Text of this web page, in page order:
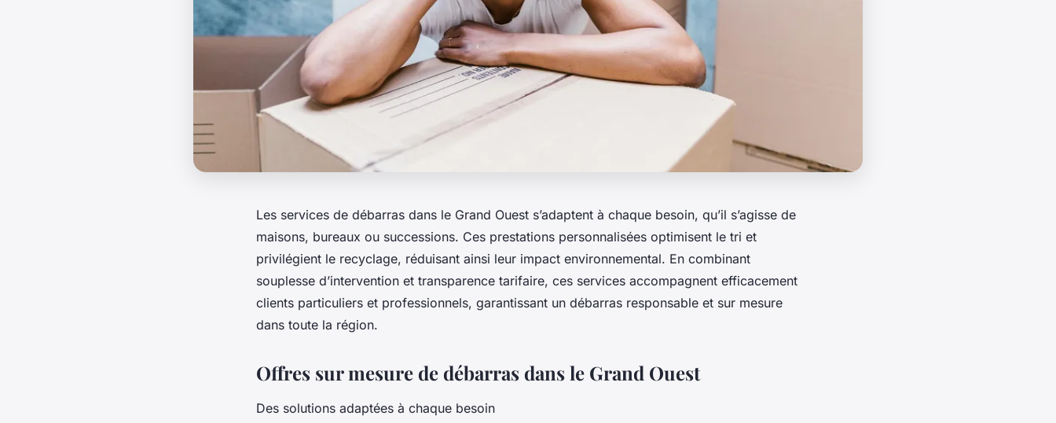
Les services de débarras dans le Grand Ouest s’adaptent à chaque besoin, qu’il s’agisse de
maisons, bureaux ou successions. Ces prestations personnalisées optimisent le tri et
privilégient le recyclage, réduisant ainsi leur impact environnemental. En combinant
souplesse d’intervention et transparence tarifaire, ces services accompagnent efficacement
clients particuliers et professionnels, garantissant un débarras responsable et sur mesure
dans toute la région.
Offres sur mesure de débarras dans le Grand Ouest
Des solutions adaptées à chaque besoin